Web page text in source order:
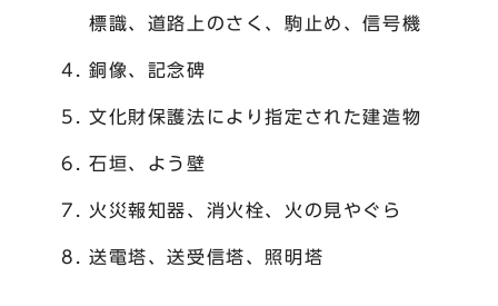
標識、道路上のさく、駒止め、信号機
銅像、記念碑
文化財保護法により指定された建造物
石垣、よう壁
火災報知器、消火栓、火の見やぐら
送電塔、送受信塔、照明塔